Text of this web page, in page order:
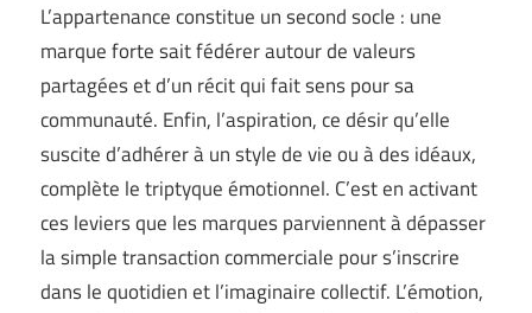
L’appartenance constitue un second socle : une
marque forte sait fédérer autour de valeurs
partagées et d’un récit qui fait sens pour sa
communauté. Enfin, l’aspiration, ce désir qu’elle
suscite d’adhérer à un style de vie ou à des idéaux,
complète le triptyque émotionnel. C’est en activant
ces leviers que les marques parviennent à dépasser
la simple transaction commerciale pour s’inscrire
dans le quotidien et l’imaginaire collectif. L’émotion,